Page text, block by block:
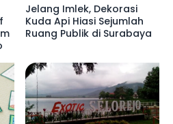
Jelang Imlek, Dekorasi
Kuda Api Hiasi Sejumlah
Ruang Publik di Surabaya